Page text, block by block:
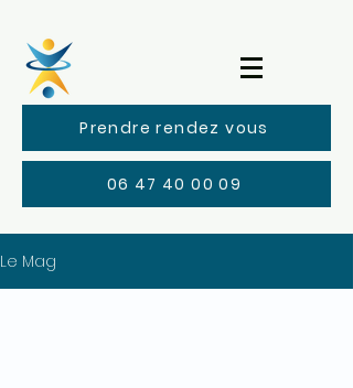
Prendre rendez vous
06 47 40 00 09
Le Mag